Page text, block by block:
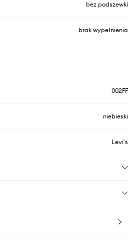
bez podszewki
brak wypełnienia
002FF
niebieski
Levi's